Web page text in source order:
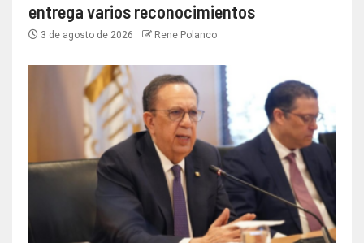
entrega varios reconocimientos
3 de agosto de 2026 Rene Polanco